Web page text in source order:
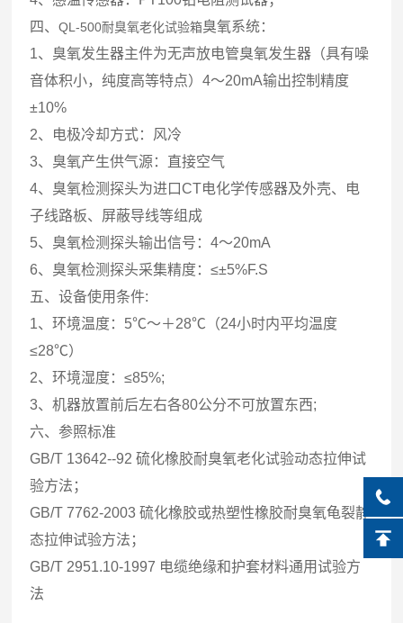
四、QL-500耐臭氧老化试验箱臭氧系统：
1、臭氧发生器主件为无声放电管臭氧发生器（具有噪
音体积小，纯度高等特点）4～20mA输出控制精度
±10%
2、电极冷却方式：风冷
3、臭氧产生供气源：直接空气
4、臭氧检测探头为进口CT电化学传感器及外壳、电
子线路板、屏蔽导线等组成
5、臭氧检测探头输出信号：4～20mA
6、臭氧检测探头采集精度：≤±5%F.S
五、设备使用条件:
1、环境温度：5℃～＋28℃（24小时内平均温度
≤28℃）
2、环境湿度：≤85%;
3、机器放置前后左右各80公分不可放置东西;
六、参照标准
GB/T 13642--92 硫化橡胶耐臭氧老化试验动态拉伸试
验方法；
GB/T 7762-2003 硫化橡胶或热塑性橡胶耐臭氧龟裂静
态拉伸试验方法；
GB/T 2951.10-1997 电缆绝缘和护套材料通用试验方
法